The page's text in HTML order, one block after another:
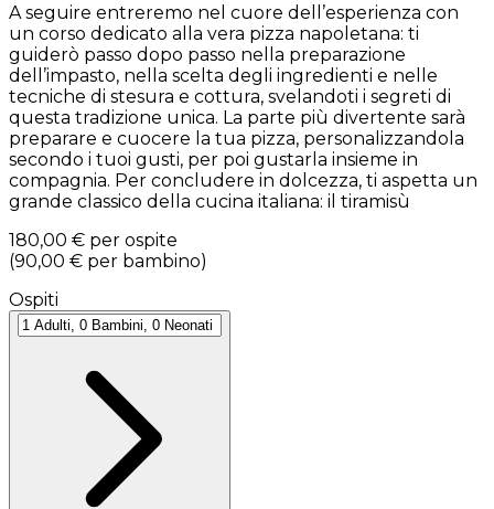
A seguire entreremo nel cuore dell’esperienza con
un corso dedicato alla vera pizza napoletana: ti
guiderò passo dopo passo nella preparazione
dell’impasto, nella scelta degli ingredienti e nelle
tecniche di stesura e cottura, svelandoti i segreti di
questa tradizione unica. La parte più divertente sarà
preparare e cuocere la tua pizza, personalizzandola
secondo i tuoi gusti, per poi gustarla insieme in
compagnia. Per concludere in dolcezza, ti aspetta un
grande classico della cucina italiana: il tiramisù
180,00 € per ospite
(90,00 € per bambino)
Ospiti